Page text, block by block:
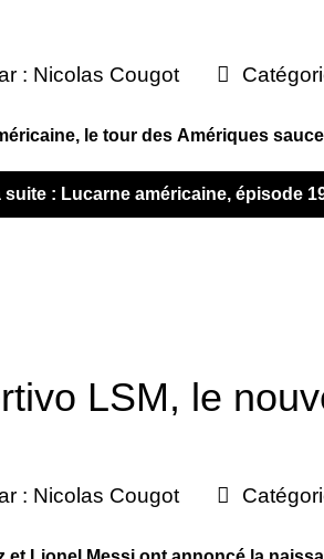
: Nicolas Cougot
le tour des Amériques
suite : Lucarne américaine, épisode
LSM, le
: Nicolas Cougot